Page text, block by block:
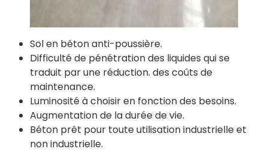
Sol en béton anti-poussière.
Difficulté de pénétration des liquides qui se
traduit par une réduction. des coûts de
maintenance.
Luminosité à choisir en fonction des besoins.
Augmentation de la durée de vie.
Béton prêt pour toute utilisation industrielle et
non industrielle.